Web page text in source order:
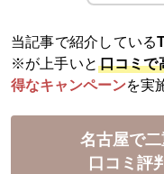
当記事で紹介している
※が上手いと 口コミで
得なキャンペーンを実
名古屋で
口コミ評